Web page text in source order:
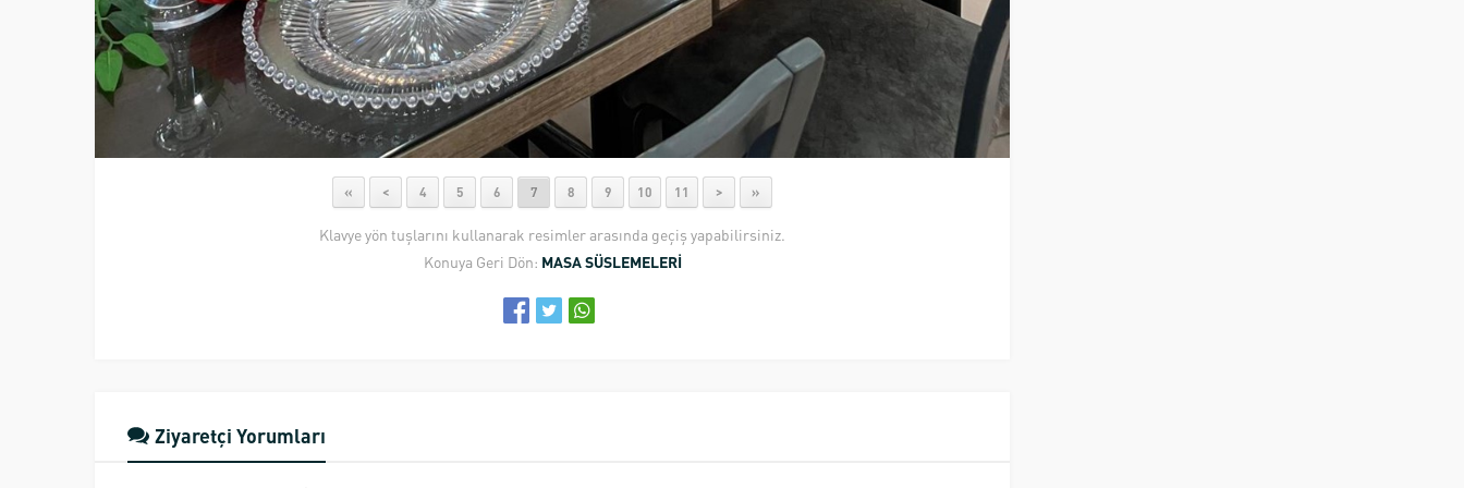
« < 4 5 6 7 8 9 10 11 > »
Klavye yön tuşlarını kullanarak resimler arasında geçiş yapabilirsiniz.
Konuya Geri Dön: MASA SÜSLEMELERİ
Ziyaretçi Yorumları